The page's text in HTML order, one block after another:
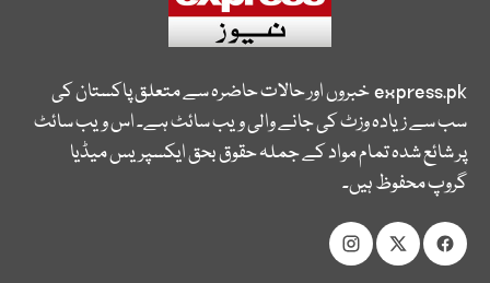
express.pkخبروں اور حالات حاضرہ سے متعلق پاکستان کی
سب سے زیادہ وزٹ کی جانے والی ویب سائٹ ہے۔ اس ویب سائٹ
پر شائع شدہ تمام مواد کے جملہ حقوق بحق ایکسپریس میڈیا
گروپ محفوظ ہیں۔